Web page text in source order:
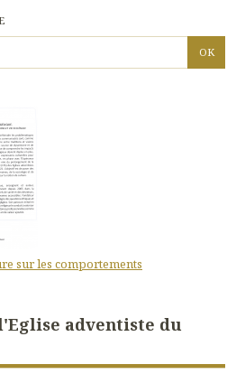
sur les comportements
adventiste du